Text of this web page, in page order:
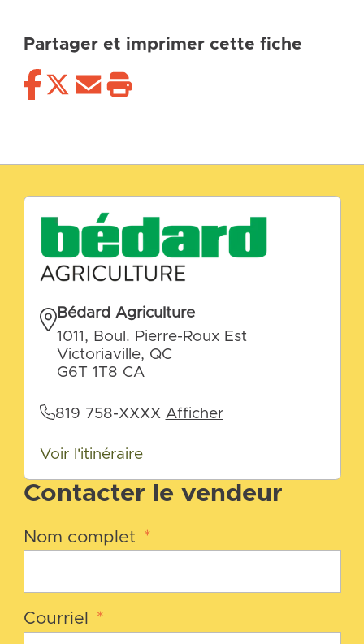
Partager et imprimer cette fiche
Contacter le vendeur
Nom complet *
Courriel *
Bédard Agriculture
1011, Boul. Pierre-Roux Est
Victoriaville, QC
G6T 1T8 CA
819 758-XXXX Afficher
Voir l'itinéraire